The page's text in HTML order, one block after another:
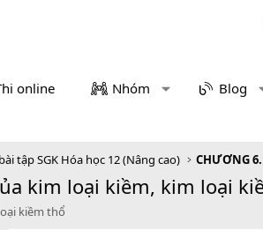
online Nhóm Blog
tập SGK Hóa học 12 (Nâng cao)
kim loại kiềm, kim loại
kiềm thổ